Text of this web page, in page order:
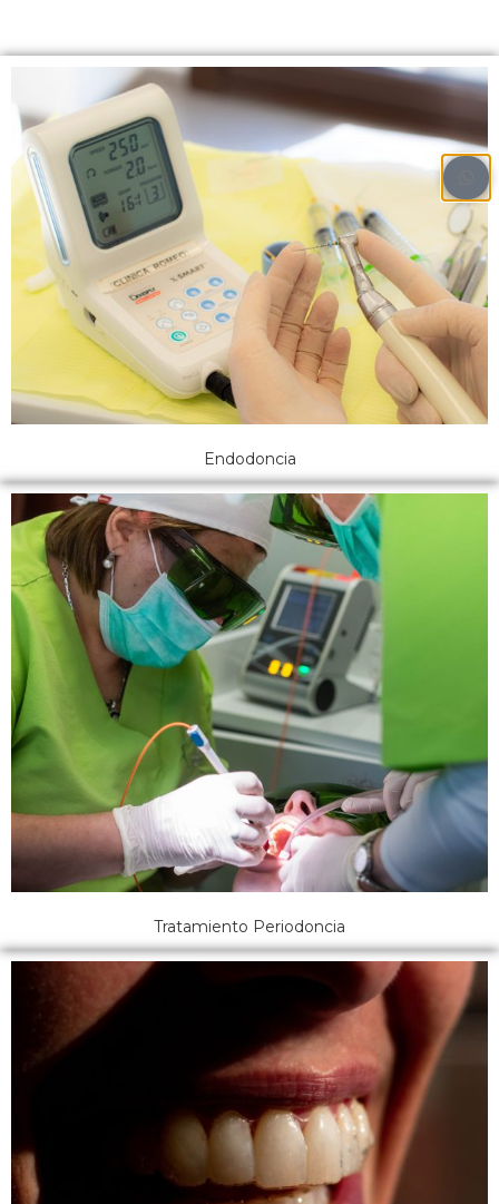
Endodoncia
Tratamiento Periodoncia